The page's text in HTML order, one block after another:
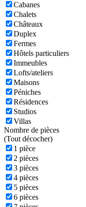
Cabanes
Chalets
Châteaux
Duplex
Fermes
Hôtels particuliers
Immeubles
Lofts/ateliers
Maisons
Péniches
Résidences
Studios
Villas
Nombre de pièces
(Tout décocher)
1 pièce
2 pièces
3 pièces
4 pièces
5 pièces
6 pièces